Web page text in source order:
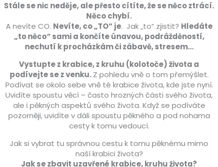
Stále se nic neděje, ale přesto cítíte, že se něco ztrácí.
Něco chybí.
A nevíte CO. Nevíte, co „TO“ je. Jak „to“ zjistit? Hledáte
„to něco“ sami a končíte únavou, podrážděností,
nechutí k procházkám či zábavě, stresem…
Vystupte z krabice, z kruhu (kolotoče) života a
podívejte se z venku.Z pohledu vně o tom přemýšlet.
Podívat se okolo sebe vně té krabice života, kde jste nyní.
Uvidíte spoustu věcí – často hrozných části svého života,
ale i pěkných aspektů svého života. Když se podíváte
pozorněji, uvidíte v dáli spoustu pěkného a pod nohama
cesty k tomu vedoucí.
Jak si vybrat tu správnou cestu k tomu pěknému mimo
naší krabici života?
Jak se zbavit uzavřené krabice, kruhu života?